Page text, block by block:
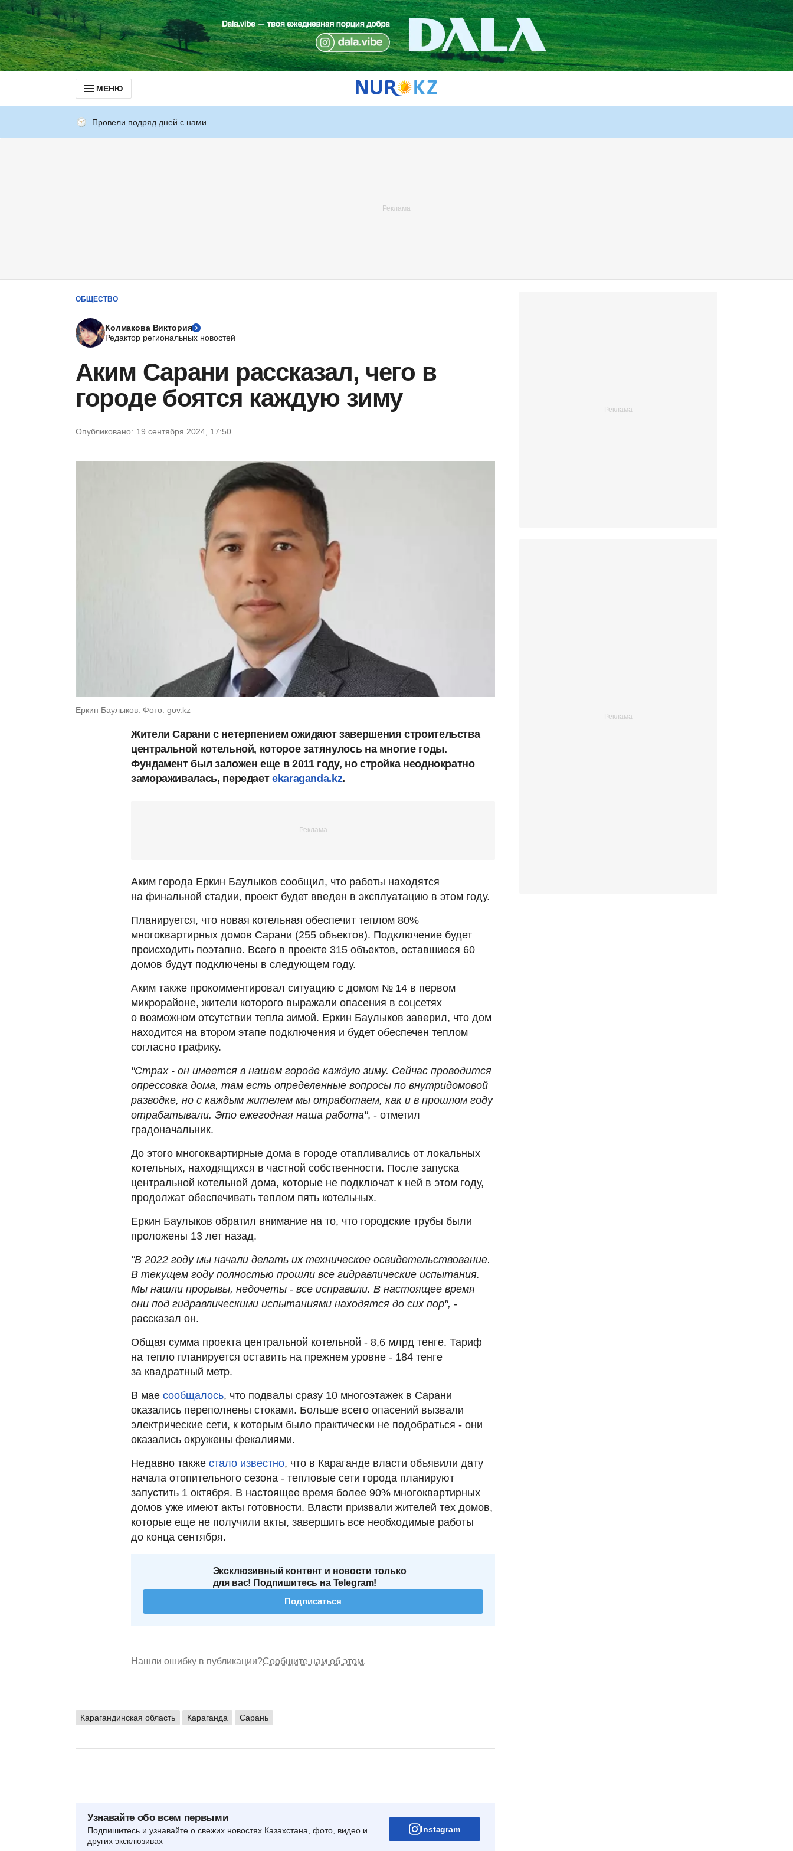
МЕНЮ
Провели подряд дней с нами
ОБЩЕСТВО
Колмакова Виктория
Редактор региональных новостей
Аким Сарани рассказал, чего в
городе боятся каждую зиму
Опубликовано: 19 сентября 2024, 17:50
Еркин Баулыков. Фото: gov.kz
Жители Сарани с нетерпением ожидают завершения строительства
центральной котельной, которое затянулось на многие годы.
Фундамент был заложен еще в 2011 году, но стройка неоднократно
замораживалась, передает ekaraganda.kz.
Аким города Еркин Баулыков сообщил, что работы находятся
на финальной стадии, проект будет введен в эксплуатацию в этом году.
Планируется, что новая котельная обеспечит теплом 80%
многоквартирных домов Сарани (255 объектов). Подключение будет
происходить поэтапно. Всего в проекте 315 объектов, оставшиеся 60
домов будут подключены в следующем году.
Аким также прокомментировал ситуацию с домом № 14 в первом
микрорайоне, жители которого выражали опасения в соцсетях
о возможном отсутствии тепла зимой. Еркин Баулыков заверил, что дом
находится на втором этапе подключения и будет обеспечен теплом
согласно графику.
"Страх - он имеется в нашем городе каждую зиму. Сейчас проводится
опрессовка дома, там есть определенные вопросы по внутридомовой
разводке, но с каждым жителем мы отработаем, как и в прошлом году
отрабатывали. Это ежегодная наша работа", - отметил
градоначальник.
До этого многоквартирные дома в городе отапливались от локальных
котельных, находящихся в частной собственности. После запуска
центральной котельной дома, которые не подключат к ней в этом году,
продолжат обеспечивать теплом пять котельных.
Еркин Баулыков обратил внимание на то, что городские трубы были
проложены 13 лет назад.
"В 2022 году мы начали делать их техническое освидетельствование.
В текущем году полностью прошли все гидравлические испытания.
Мы нашли прорывы, недочеты - все исправили. В настоящее время
они под гидравлическими испытаниями находятся до сих пор", -
рассказал он.
Общая сумма проекта центральной котельной - 8,6 млрд тенге. Тариф
на тепло планируется оставить на прежнем уровне - 184 тенге
за квадратный метр.
В мае сообщалось, что подвалы сразу 10 многоэтажек в Сарани
оказались переполнены стоками. Больше всего опасений вызвали
электрические сети, к которым было практически не подобраться - они
оказались окружены фекалиями.
Недавно также стало известно, что в Караганде власти объявили дату
начала отопительного сезона - тепловые сети города планируют
запустить 1 октября. В настоящее время более 90% многоквартирных
домов уже имеют акты готовности. Власти призвали жителей тех домов,
которые еще не получили акты, завершить все необходимые работы
до конца сентября.
Эксклюзивный контент и новости только
для вас! Подпишитесь на Telegram!
Подписаться
Нашли ошибку в публикации?Сообщите нам об этом.
Карагандинская область Караганда Сарань
Узнавайте обо всем первыми
Подпишитесь и узнавайте о свежих новостях Казахстана, фото, видео и
других эксклюзивах
Instagram